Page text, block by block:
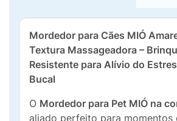
Mordedor para Cães MIÓ
Textura Massageadora –
Resistente para Alívio do
Bucal
O Mordedor para Pet MIÓ na
aliado perfeito para momentos